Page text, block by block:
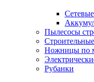
Пылесосы
Ножницы по
Рубанки